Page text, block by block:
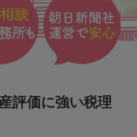
評価に強い税理